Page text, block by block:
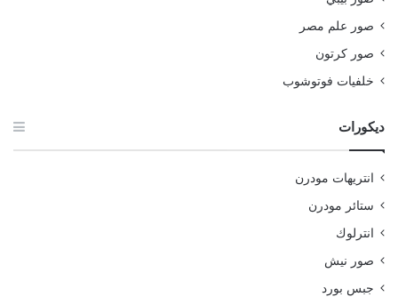
صور علم مصر
صور كرتون
خلفيات فوتوشوب
ديكورات
انتريهات مودرن
ستائر مودرن
انترلوك
صور نيش
جبس بورد